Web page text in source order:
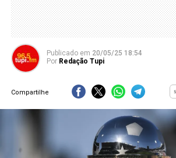
Publicado em 20/05/25 18:54
Por Redação Tupi
Compartilhe